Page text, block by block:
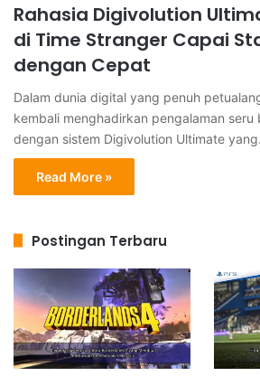
Rahasia Digivolution
di Time Stranger Capai
dengan Cepat
Dalam dunia digital yang penuh
kembali menghadirkan pengalaman seru
dengan sistem Digivolution Ultimate
Read More »
Postingan Terbaru